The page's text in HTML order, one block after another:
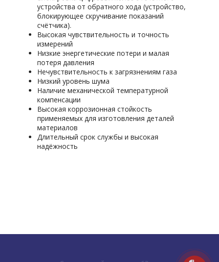
устройства от обратного хода (устройство,
блокирующее скручивание показаний
счётчика).
Высокая чувствительность и точность
измерений
Низкие энергетические потери и малая
потеря давления
Нечувствительность к загрязнениям газа
Низкий уровень шума
Наличие механической температурной
компенсации
Высокая коррозионная стойкость
применяемых для изготовления деталей
материалов
Длительный срок службы и высокая
надёжность